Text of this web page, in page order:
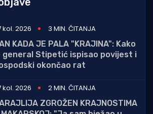
kol. 2026
3 MIN. ČITANJA
KADA JE PALA "KRAJINA": Kako
general Stipetić ispisao povijest i
okončao rat
kol. 2026
2 MIN. ČITANJA
ZGROŽEN KRAJNOSTIMA